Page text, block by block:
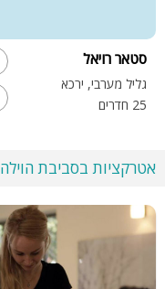
סטאר רויאל
גליל מערבי, ירכא
25 חדרים
אטרקציות בסביבת הוילה